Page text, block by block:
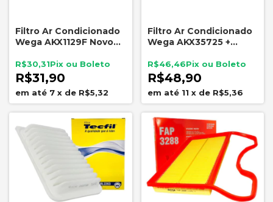
Filtro Ar Condicionado
Wega AKX1129F Novo
Nivus
R$31,90
R$30,31
7 x de R$5,32
Filtro Ar Condicionado
Wega AKX35725 +
Onix Cruze Tracker
R$48,90
R$46,46
11 x de R$5,36